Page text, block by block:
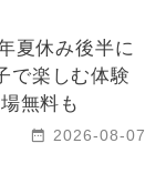
夏休み後半に
で楽しむ体験
無料も
2026-08-07